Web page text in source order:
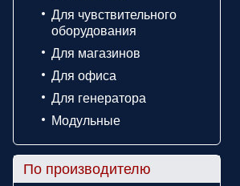
Для чувствительного
оборудования
Для магазинов
Для офиса
Для генератора
Модульные
По производителю